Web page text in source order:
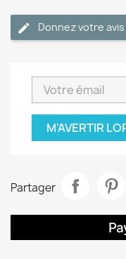
Donnez votre avis
M'AVERTIR
Partager